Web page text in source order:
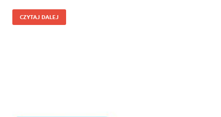
CZYTAJ DALEJ